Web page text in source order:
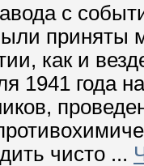
с
приняты
как и
1941 года
чисто ...